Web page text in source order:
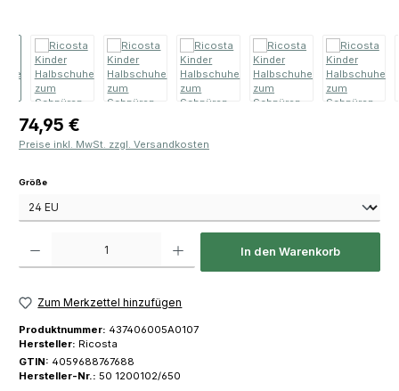
Regulärer Preis:
74,95 €
Preise inkl. MwSt. zzgl. Versandkosten
Größeauswählen
In den Warenkorb
Zum Merkzettel hinzufügen
Produktnummer: 437406005A0107
Hersteller: Ricosta
GTIN: 4059688767688
Hersteller-Nr.: 50 1200102/650